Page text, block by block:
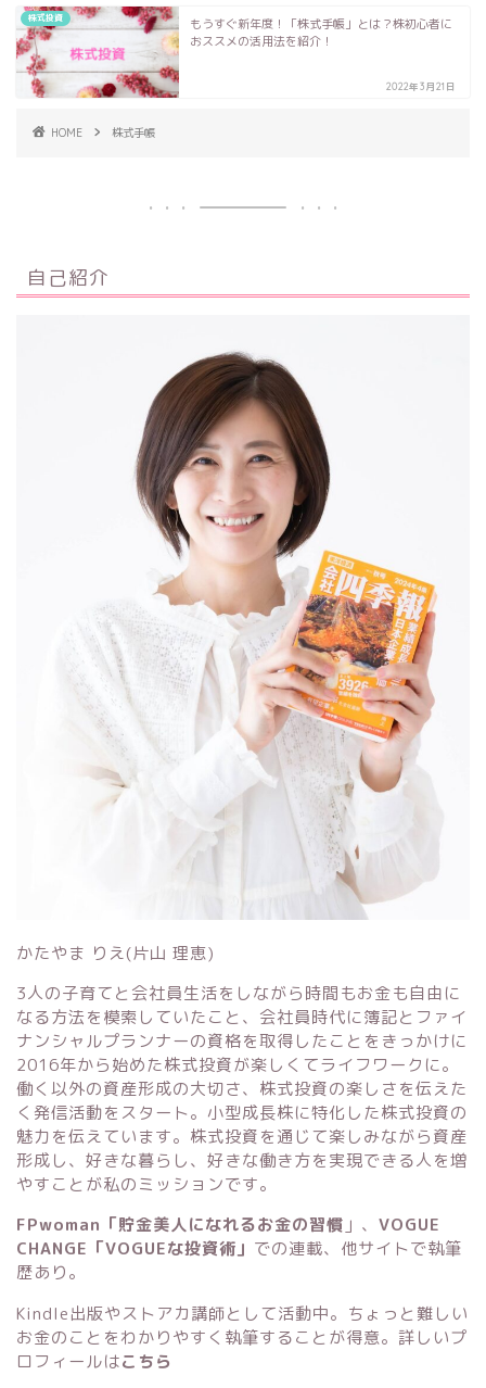
株式投資
もうすぐ新年度！「株式手帳」とは？株初心者に
おススメの活用法を紹介！
2022年3月21日
HOME 株式手帳
自己紹介
かたやま りえ(片山 理恵)
3人の子育てと会社員生活をしながら時間もお金も自由に
なる方法を模索していたこと、会社員時代に簿記とファイ
ナンシャルプランナーの資格を取得したことをきっかけに
2016年から始めた株式投資が楽しくてライフワークに。
働く以外の資産形成の大切さ、株式投資の楽しさを伝えた
く発信活動をスタート。小型成長株に特化した株式投資の
魅力を伝えています。株式投資を通じて楽しみながら資産
形成し、好きな暮らし、好きな働き方を実現できる人を増
やすことが私のミッションです。
FPwoman「貯金美人になれるお金の習慣 」 、 VOGUE
CHANGE「VOGUEな投資術」 での連載、他サイトで執筆
歴あり。
Kindle出版やストアカ講師として活動中。ちょっと難しい
お金のことをわかりやすく執筆することが得意。詳しいプ
ロフィールはこちら